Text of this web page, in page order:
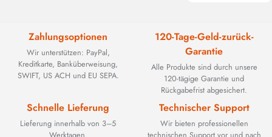
Zahlungsoptionen
Wir unterstützen: PayPal,
Kreditkarte, Banküberweisung,
SWIFT, US ACH und EU SEPA.
120-Tage-Geld-zurück-
Garantie
Alle Produkte sind durch unsere
120-tägige Garantie und
Rückgabefrist abgesichert.
Schnelle Lieferung
Lieferung innerhalb von 3–5
Technischer Support
Wir bieten professionellen